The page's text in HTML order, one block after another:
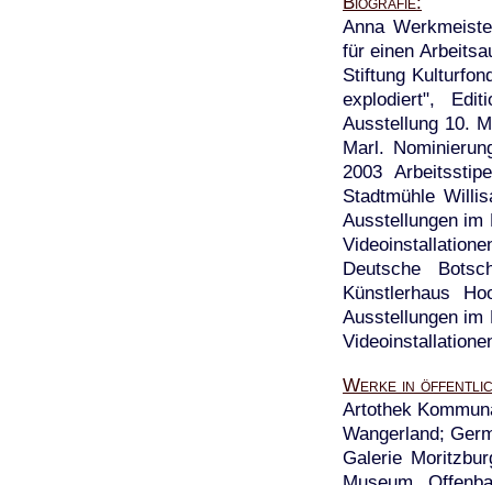
Anna
für einen
Stiftung
explodiert",
Ausstellung 10.
Marl.
2003
Stadtmühle
Ausstellungen im
Deutsche
Künstlerhaus
Ausstellungen im
Werke in
Artothek
Wangerland;
Galerie